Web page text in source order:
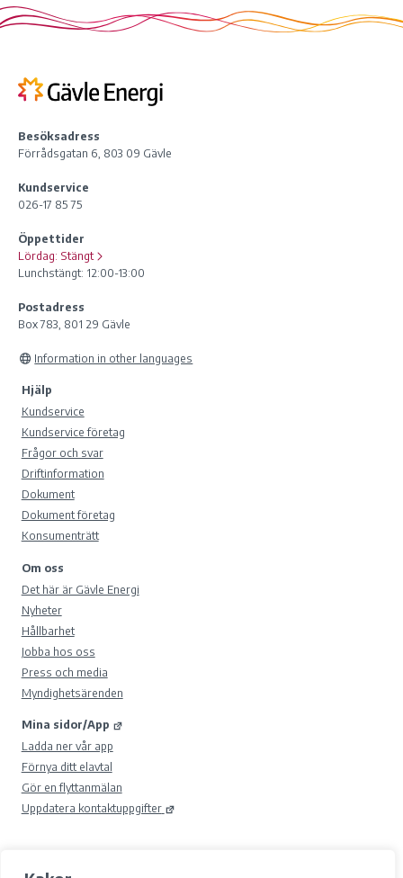
Besöksadress
Förrådsgatan 6, 803 09 Gävle
Kundservice
026-17 85 75
Öppettider
Lördag: Stängt
Lunchstängt: 12:00-13:00
Postadress
Box 783, 801 29 Gävle
Information in other languages
Hjälp
Kundservice
Kundservice företag
Frågor och svar
Driftinformation
Dokument
Dokument företag
Konsumenträtt
Om oss
Det här är Gävle Energi
Nyheter
Hållbarhet
Jobba hos oss
Press och media
Myndighetsärenden
Mina sidor/App
Ladda ner vår app
Förnya ditt elavtal
Gör en flyttanmälan
Uppdatera kontaktuppgifter